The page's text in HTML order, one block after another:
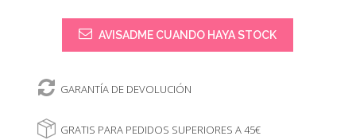
AVISADME CUANDO HAYA STOCK
GARANTÍA DE DEVOLUCIÓN
GRATIS PARA PEDIDOS SUPERIORES A 45€